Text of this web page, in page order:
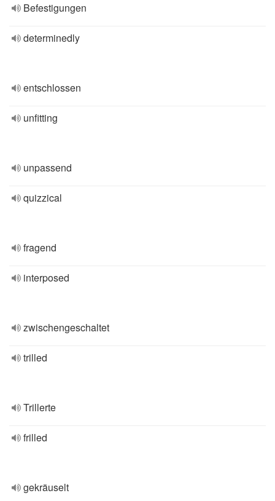
Befestigungen
determinedly
entschlossen
unfitting
unpassend
quizzical
fragend
interposed
zwischengeschaltet
trilled
Trillerte
frilled
gekräuselt